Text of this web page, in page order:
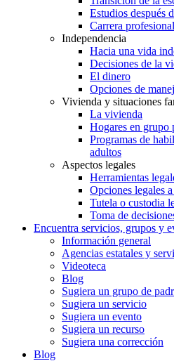
Estudios después
Carrera profesional
Independencia
Hacia una vida
Decisiones de la
El dinero
Opciones de
Vivienda y situaciones
La vivienda
Hogares en grupo
Programas de
adultos
Aspectos legales
Herramientas
Opciones legales
Tutela o custodia
Toma de
Encuentra servicios, grupos y
Información general
Agencias estatales y
Videoteca
Blog
Sugiera un grupo de
Sugiera un servicio
Sugiera un evento
Sugiera un recurso
Sugiera una corrección
Blog